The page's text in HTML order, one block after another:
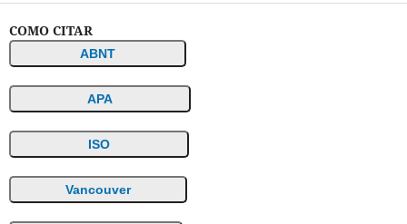
COMO CITAR
ABNT
APA
ISO
Vancouver